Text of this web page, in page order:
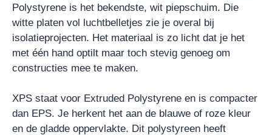
Polystyrene is het bekendste, wit piepschuim. Die
witte platen vol luchtbelletjes zie je overal bij
isolatieprojecten. Het materiaal is zo licht dat je het
met één hand optilt maar toch stevig genoeg om
constructies mee te maken.
XPS staat voor Extruded Polystyrene en is compacter
dan EPS. Je herkent het aan de blauwe of roze kleur
en de gladde oppervlakte. Dit polystyreen heeft